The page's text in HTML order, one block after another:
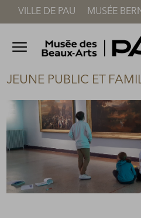
Accèder directement
Accèder directement
VILLE DE PAU MUSÉE
Ouvrir le menu
JEUNE PUBLIC ET